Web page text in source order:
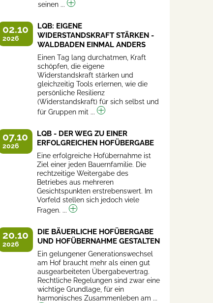
seinen ...
02.10
2026
LQB: EIGENE
WIDERSTANDSKRAFT STÄRKEN -
WALDBADEN EINMAL ANDERS
Einen Tag lang durchatmen, Kraft
schöpfen, die eigene
Widerstandskraft stärken und
gleichzeitig Tools erlernen, wie die
persönliche Resilienz
(Widerstandskraft) für sich selbst und
für Gruppen mit ...
07.10
2026
LQB - DER WEG ZU EINER
ERFOLGREICHEN HOFÜBERGABE
Eine erfolgreiche Hofübernahme ist
Ziel einer jeden Bauernfamilie. Die
rechtzeitige Weitergabe des
Betriebes aus mehreren
Gesichtspunkten erstrebenswert. Im
Vorfeld stellen sich jedoch viele
Fragen. ...
20.10
2026
DIE BÄUERLICHE HOFÜBERGABE
UND HOFÜBERNAHME GESTALTEN
Ein gelungener Generationswechsel
am Hof braucht mehr als einen gut
ausgearbeiteten Übergabevertrag.
Rechtliche Regelungen sind zwar eine
wichtige Grundlage, für ein
harmonisches Zusammenleben am ...